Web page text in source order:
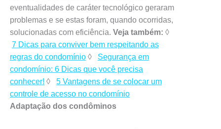
eventualidades de caráter tecnológico geraram
problemas e se estas foram, quando ocorridas,
solucionadas com eficiência. Veja também: ◊
7 Dicas para conviver bem respeitando as
regras do condomínio ◊ Segurança em
condomínio: 6 Dicas que você precisa
conhecer! ◊ 5 Vantagens de se colocar um
controle de acesso no condomínio
Adaptação dos condôminos